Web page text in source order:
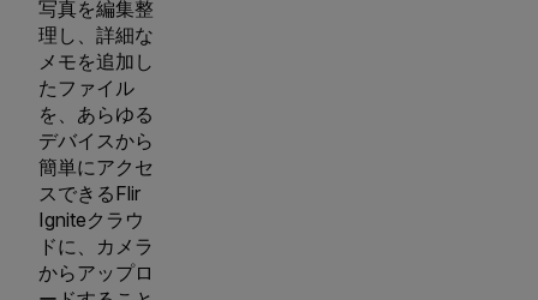
写真を編集整
理し、詳細な
メモを追加し
たファイル
を、あらゆる
デバイスから
簡単にアクセ
スできるFlir
Igniteクラウ
ドに、カメラ
からアップロ